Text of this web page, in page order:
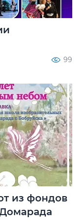
99
из фондов